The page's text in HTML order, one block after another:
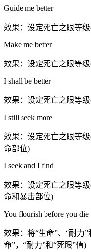
Guide me better
效果：设定死亡之眼等
Make me better
效果：设定死亡之眼等
I shall be better
效果：设定死亡之眼等
I still seek more
效果：设定死亡之眼等
命部位)
I seek and I find
效果：设定死亡之眼等
命和暴击部位)
You flourish before you die
效果：将“生命”、“耐力
命”，“耐力”和“死眼”值)